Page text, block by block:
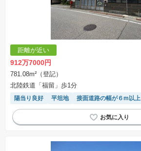
距離が近い
912万7000円
781.08m²（登記）
北陸鉄道「福留」歩1分
陽当り良好 平坦地 接面道路の幅が６m以上